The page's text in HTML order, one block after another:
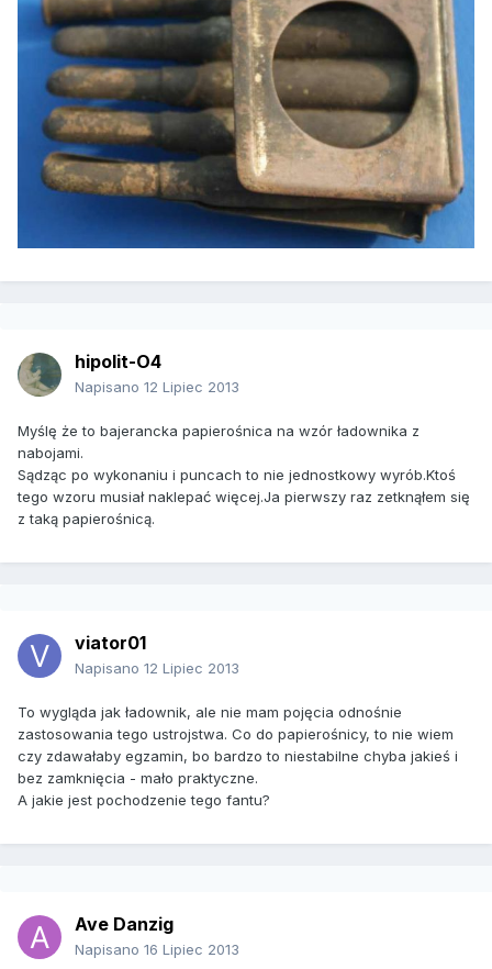
hipolit-O4
Napisano 12 Lipiec 2013
Myślę że to bajerancka papierośnica na wzór ładownika z
nabojami.
Sądząc po wykonaniu i puncach to nie jednostkowy wyrób.Ktoś
tego wzoru musiał naklepać więcej.Ja pierwszy raz zetknąłem się
z taką papierośnicą.
viator01
Napisano 12 Lipiec 2013
To wygląda jak ładownik, ale nie mam pojęcia odnośnie
zastosowania tego ustrojstwa. Co do papierośnicy, to nie wiem
czy zdawałaby egzamin, bo bardzo to niestabilne chyba jakieś i
bez zamknięcia - mało praktyczne.
A jakie jest pochodzenie tego fantu?
Ave Danzig
Napisano 16 Lipiec 2013